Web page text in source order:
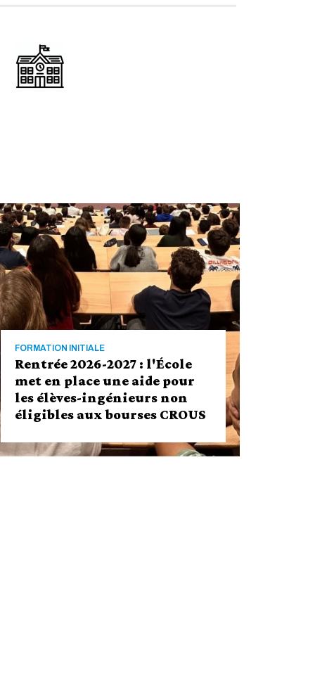
FORMATION INITIALE
Rentrée 2026-2027 : l'École
met en place une aide pour
les élèves-ingénieurs non
éligibles aux bourses CROUS